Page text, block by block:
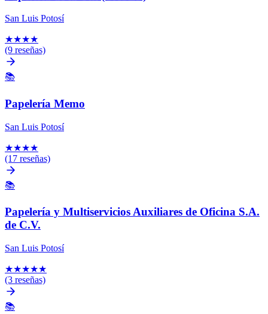
San Luis Potosí
★★★★
(9 reseñas)
📚
Papelería Memo
San Luis Potosí
★★★★
(17 reseñas)
📚
Papelería y Multiservicios Auxiliares de Oficina S.A.
de C.V.
San Luis Potosí
★★★★★
(3 reseñas)
📚